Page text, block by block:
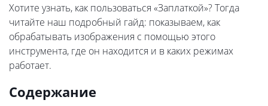
Хотите узнать, как пользоваться «Заплаткой»? Тогда
читайте наш подробный гайд: показываем, как
обрабатывать изображения с помощью этого
инструмента, где он находится и в каких режимах
работает.
Содержание